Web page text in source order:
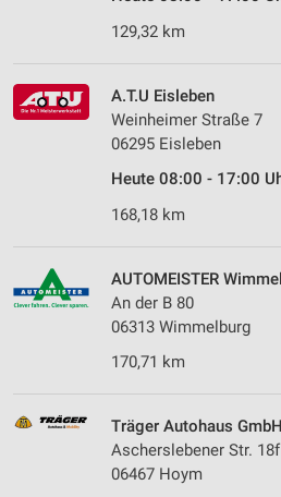
129,32 km
A.T.U Eisleben
Weinheimer Straße 7
06295 Eisleben
Heute 08:00 - 17:00
168,18 km
AUTOMEISTER
An der B 80
06313 Wimmelburg
170,71 km
Träger Autohaus
Ascherslebener Str. 18f
06467 Hoym